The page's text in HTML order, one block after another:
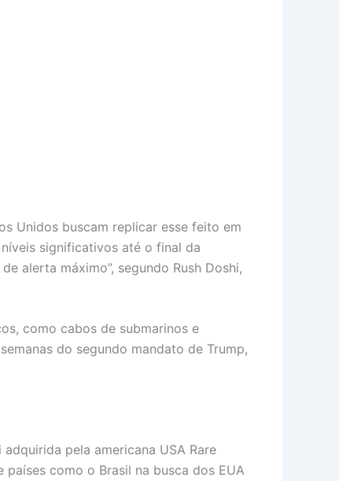
Unidos buscam replicar esse feito em
significativos até o final da
alerta máximo”, segundo Rush Doshi,
como cabos de submarinos e
do segundo mandato de Trump,
pela americana USA Rare
como o Brasil na busca dos EUA